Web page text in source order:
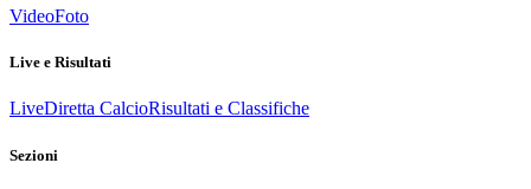
VideoFoto
Live e Risultati
LiveDiretta CalcioRisultati e Classifiche
Sezioni